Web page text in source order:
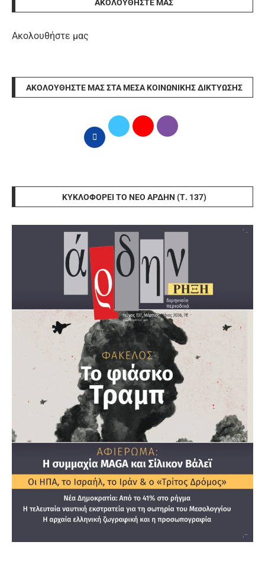
ΑΚΟΛΟΥΘΉΣΤΕ ΜΑΣ
Ακολουθήστε μας
ΑΚΟΛΟΥΘΉΣΤΕ ΜΑΣ ΣΤΑ ΜΈΣΑ ΚΟΙΝΩΝΙΚΉΣ ΔΙΚΤΎΩΣΗΣ
ΚΥΚΛΟΦΟΡΕΊ ΤΟ ΝΈΟ ΆΡΔΗΝ (Τ. 137)